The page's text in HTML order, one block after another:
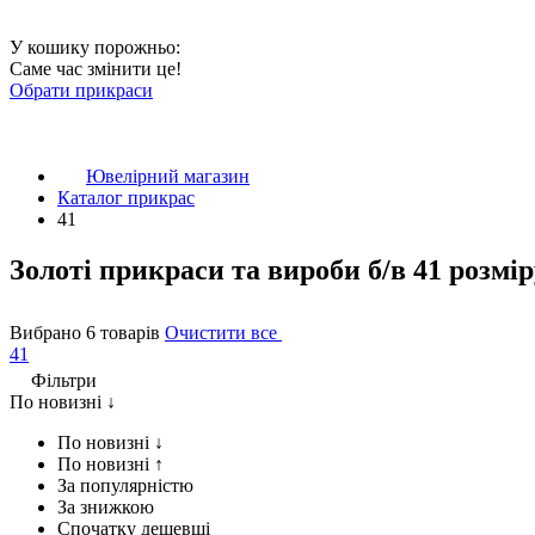
У кошику порожньо:
Саме час змінити це!
Обрати прикраси
Ювелірний магазин
Каталог прикрас
41
Золоті прикраси та вироби б/в 41
Вибрано 6 товарів Очистити все
41
Фільтри
По новизні ↓
По новизні ↓
По новизні ↑
За популярністю
За знижкою
Спочатку дешевші